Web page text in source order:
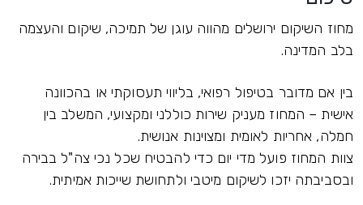
מחוז השיקום ירושלים מהווה עוגן של תמיכה, שיקום והעצמה
בלב המדינה.
בין אם מדובר בטיפול רפואי, בליווי תעסוקתי או בהכוונה
אישית – המחוז מעניק שירות כוללני ומקצועי, המשלב בין
חמלה, אחריות לאומית ומצוינות אנושית.
צוות המחוז פועל מדי יום כדי להבטיח שכל נכי צה"ל בבירה
ובסביבתה יזכו לשיקום מיטבי ולתחושת שייכות אמיתית.